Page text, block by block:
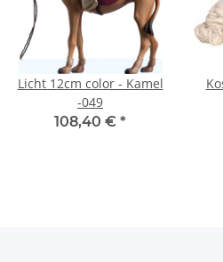
Licht 12cm color - Kamel
-049
108,40 € *